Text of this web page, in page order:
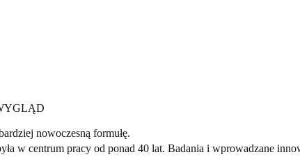
nowoczesną formułę.
w centrum pracy od ponad 40 lat. Badania i wprowadzane